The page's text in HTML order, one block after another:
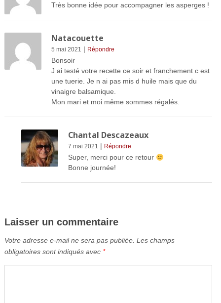
Très bonne idée pour accompagner les asperges !
Natacouette
5 mai 2021 | Répondre
Bonsoir
J ai testé votre recette ce soir et franchement c est
une tuerie. Je n ai pas mis d huile mais que du
vinaigre balsamique.
Mon mari et moi même sommes régalés.
Chantal Descazeaux
7 mai 2021 | Répondre
Super, merci pour ce retour
Bonne journée!
Laisser un commentaire
Votre adresse e-mail ne sera pas publiée. Les champs
obligatoires sont indiqués avec *